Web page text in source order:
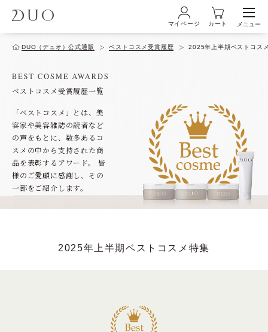
ログイン・新規会員登録
初めての方へ
商品ラインナップ
ブランド
マイページ カート メニュー
DUO（デュオ）公式通販 ベストコスメ受賞履歴 2025年上半期ベストコス
ベストコスメ受賞履歴一覧
「ベストコスメ」とは、美
容家や美容雑誌の読者など
の声をもとに、 数多あるコ
スメの中から支持された商
品を表彰するアワード。
皆
様のご愛顧に感謝し、その
一部をご紹介します。
2025年上半期ベストコスメ特集